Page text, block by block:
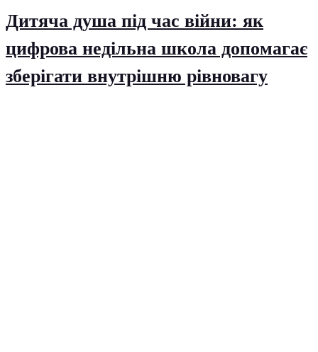
Дитяча душа під час війни: як
цифрова недільна школа допомагає
зберігати внутрішню рівновагу